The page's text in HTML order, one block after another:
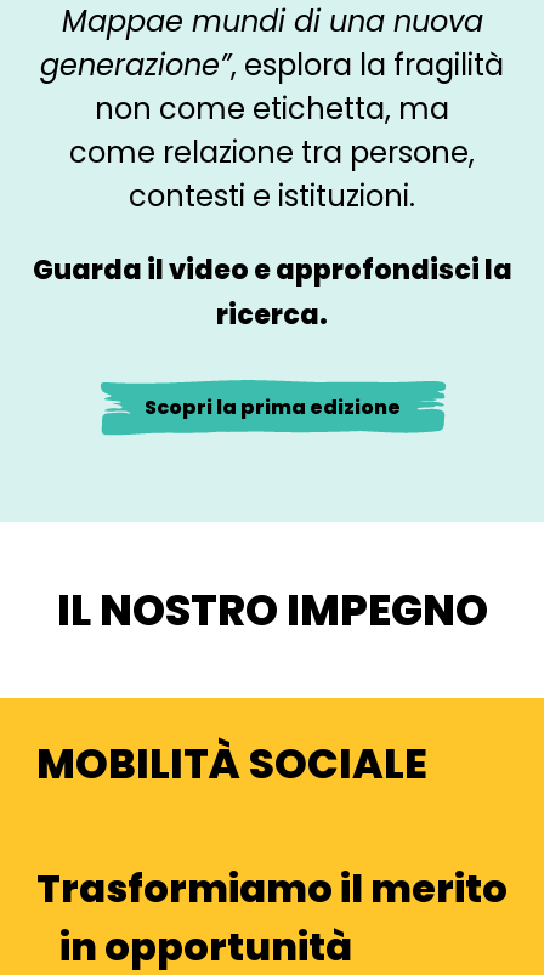
Mappae mundi di una nuova
generazione”, esplora la fragilità
non come etichetta, ma
come relazione tra persone,
contesti e istituzioni.
Guarda il video e approfondisci la
ricerca.
Scopri la prima edizione
IL NOSTRO IMPEGNO
MOBILITÀ SOCIALE
Trasformiamo il merito
in opportunità